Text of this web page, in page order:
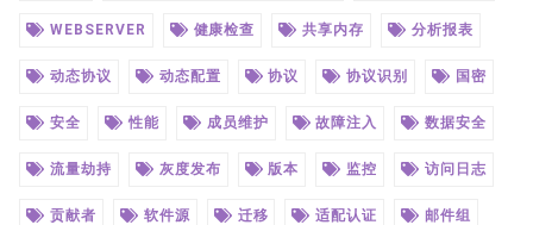
WEBSERVER 健康检查 共享内存 分析报表
动态协议 动态配置 协议 协议识别 国密
安全 性能 成员维护 故障注入 数据安全
流量劫持 灰度发布 版本 监控 访问日志
贡献者 软件源 迁移 适配认证 邮件组